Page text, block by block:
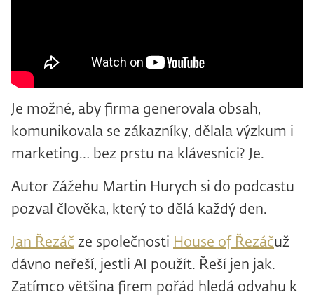
Je možné, aby firma generovala obsah,
komunikovala se zákazníky, dělala výzkum i
marketing… bez prstu na klávesnici? Je.
Autor Zážehu Martin Hurych si do podcastu
pozval člověka, který to dělá každý den.
Jan Řezáč ze společnosti House of Řezáčuž
dávno neřeší, jestli AI použít. Řeší jen jak.
Zatímco většina firem pořád hledá odvahu k